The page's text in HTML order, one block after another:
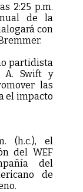
2:25 p.m.
de la
con
partidista
A. Swift y
las
el impacto
(h.c.), el
del WEF
del
de